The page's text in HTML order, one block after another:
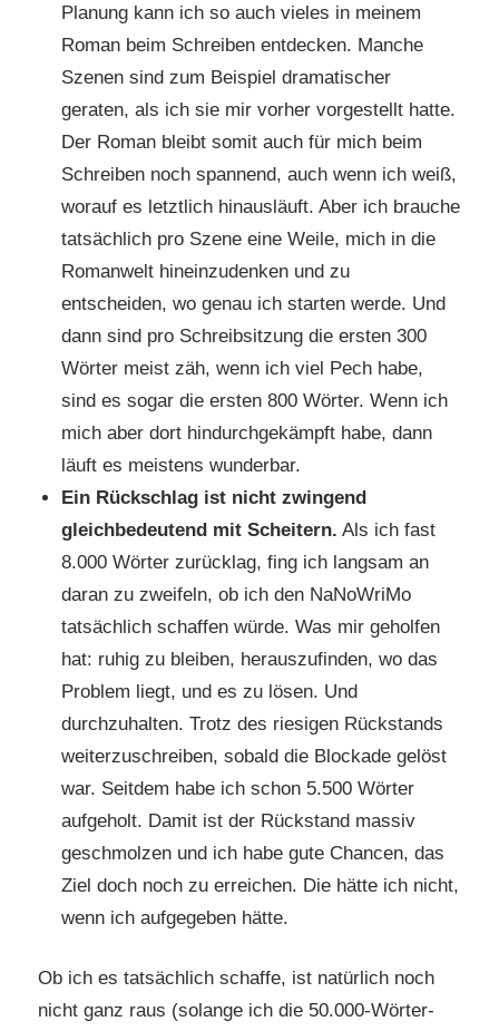
Planung kann ich so auch vieles in meinem
Roman beim Schreiben entdecken. Manche
Szenen sind zum Beispiel dramatischer
geraten, als ich sie mir vorher vorgestellt hatte.
Der Roman bleibt somit auch für mich beim
Schreiben noch spannend, auch wenn ich weiß,
worauf es letztlich hinausläuft. Aber ich brauche
tatsächlich pro Szene eine Weile, mich in die
Romanwelt hineinzudenken und zu
entscheiden, wo genau ich starten werde. Und
dann sind pro Schreibsitzung die ersten 300
Wörter meist zäh, wenn ich viel Pech habe,
sind es sogar die ersten 800 Wörter. Wenn ich
mich aber dort hindurchgekämpft habe, dann
läuft es meistens wunderbar.
Ein Rückschlag ist nicht zwingend
gleichbedeutend mit Scheitern. Als ich fast
8.000 Wörter zurücklag, fing ich langsam an
daran zu zweifeln, ob ich den NaNoWriMo
tatsächlich schaffen würde. Was mir geholfen
hat: ruhig zu bleiben, herauszufinden, wo das
Problem liegt, und es zu lösen. Und
durchzuhalten. Trotz des riesigen Rückstands
weiterzuschreiben, sobald die Blockade gelöst
war. Seitdem habe ich schon 5.500 Wörter
aufgeholt. Damit ist der Rückstand massiv
geschmolzen und ich habe gute Chancen, das
Ziel doch noch zu erreichen. Die hätte ich nicht,
wenn ich aufgegeben hätte.
Ob ich es tatsächlich schaffe, ist natürlich noch
nicht ganz raus (solange ich die 50.000-Wörter-